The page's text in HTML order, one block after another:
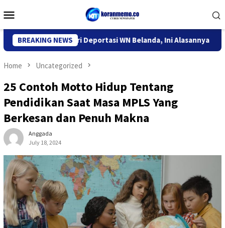
to
Menu
BREAKING NEWS
Kediri Deportasi WN Belanda, Ini Alasannya 9
Home Uncategorized
25 Contoh Motto Hidup Tentang
Pendidikan Saat Masa MPLS Yang
Berkesan dan Penuh Makna
Anggada
July 18, 2024